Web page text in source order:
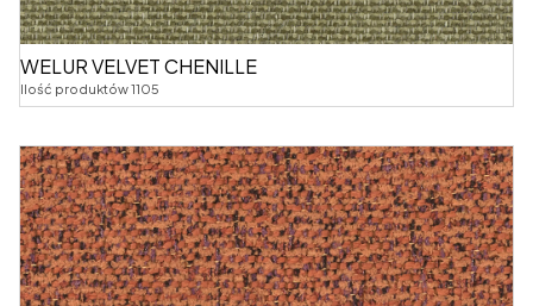
WELUR VELVET CHENILLE
Ilość produktów 1105